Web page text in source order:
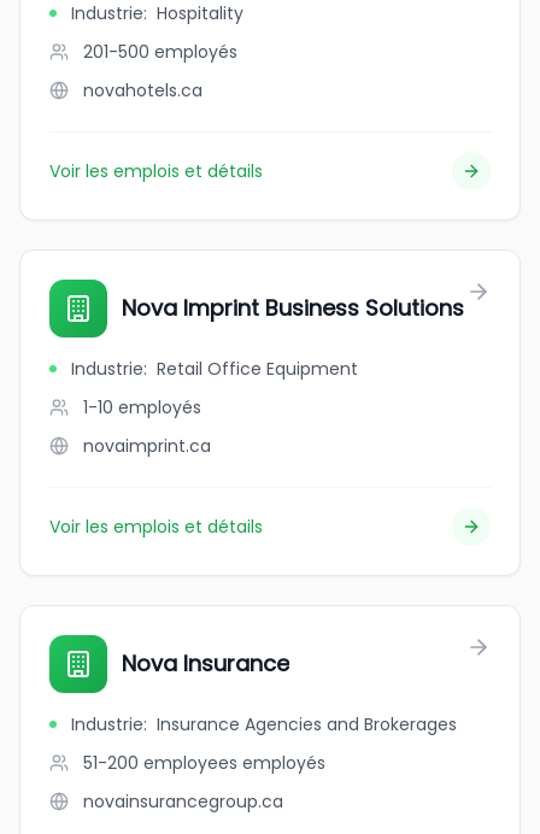
Industrie: Hospitality
201-500 employés
novahotels.ca
Voir les emplois et détails
Nova Imprint Business Solutions
Industrie: Retail Office Equipment
1-10 employés
novaimprint.ca
Voir les emplois et détails
Nova Insurance
Industrie: Insurance Agencies and Brokerages
51-200 employees employés
novainsurancegroup.ca